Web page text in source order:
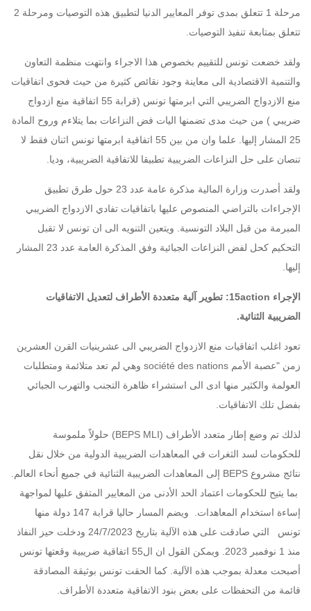
مرحلة 1 تتعلق بمدى توفر المعايير الدنيا لتطبيق هذه التوصيات ومرحلة 2
تتعلق بمتابعة تنفيذ التوصيات.
ولقد خضعت تونس للتقييم بخصوص هذا الاجراء وانتهت منظمة التعاون
والتنمية الاقتصادية الى معاينة وجود نقائص كثيرة من حيث فحوى اتفاقيات
منع الازدواج الضريبي التي ابرمتها تونس (قرابة 55 اتفاقية منع ازدواج
ضريبي ) من حيث مدى تضمنها اليات فض النزاعات بما يتلاءم وروح المادة
25 المشار إليها. علما وان من بين 55 اتفاقية ابرمتها تونس اثنان فقط لا
تنصان على حل النزاعات الضريبية تطبيقا للاتفاقية الضريبية، وديا.
ولقد أصدرت وزارة المالية مذكرة عامة عدد 23 حول طرق تطبيق
الإجراءات بالتراضي المنصوص عليها باتفاقيات تفادي الازدواج الضريبي
المبرمة من قبل البلاد التونسية. ويتعين التنويه الى ان تونس لا تقبل
التحكيم كحل لفض النزاعات الجبائية وفق المذكرة العامة عدد 23 المشار
إليها.
الإجراء 15action: تطوير آلية متعددة الأطراف لتعديل الاتفاقيات
الضريبية الثنائية.
تعود اغلب اتفاقيات منع الازدواج الضريبي الى عشرينيات القرن العشرين
زمن "عصبة الأمم société des nations وهي لم تعد متلائمة ومتطلبات
العولمة والكثير منها ادى الى استشراء ظاهرة التجنب والتهرب الجبائي
بفضل تلك الاتفاقيات.
لذلك تم وضع إطار متعدد الأطراف (BEPS MLI) حلولاً ملموسة
للحكومات لسد الثغرات في المعاهدات الضريبية الدولية من خلال نقل
نتائج مشروع BEPS إلى المعاهدات الضريبية الثنائية في جميع أنحاء العالم.
بما يتيح للحكومات اعتماد الحد الأدنى من المعايير المتفق عليها لمواجهة
إساءة استخدام المعاهدات. ويضم المسار حاليا قرابة 147 دولة منها
تونس التي صادقت على هذه الآلية بتاريخ 24/7/2023 ودخلت حيز النفاذ
منذ 1 نوفمبر 2023. ويمكن القول ان ال55 اتفاقية ضريبية وقعتها تونس
أصبحت معدلة بموجب هذه الآلية. كما الحقت تونس بوثيقة المصادقة
قائمة من التحفظات على بعض بنود الاتفاقية متعددة الأطراف.